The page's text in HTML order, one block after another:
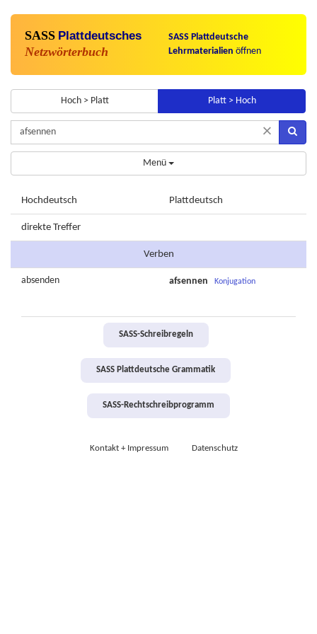
SASS Plattdeutsches
Netzwörterbuch
SASS Plattdeutsche
Lehrmaterialien öffnen
Hoch > Platt Platt > Hoch
×
Menü
Hochdeutsch Plattdeutsch
direkte Treffer
Verben
absenden afsennen Konjugation
SASS-Schreibregeln
SASS Plattdeutsche Grammatik
SASS-Rechtschreibprogramm
Kontakt + Impressum Datenschutz